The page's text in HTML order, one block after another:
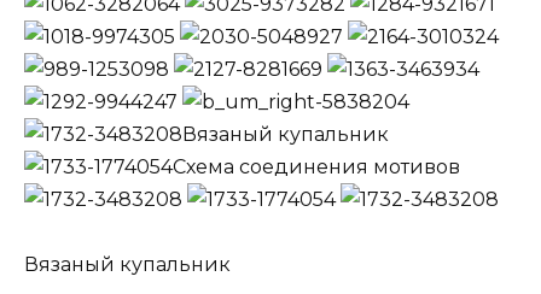
Вязаный купальник
Схема соединения мотивов
Вязаный купальник